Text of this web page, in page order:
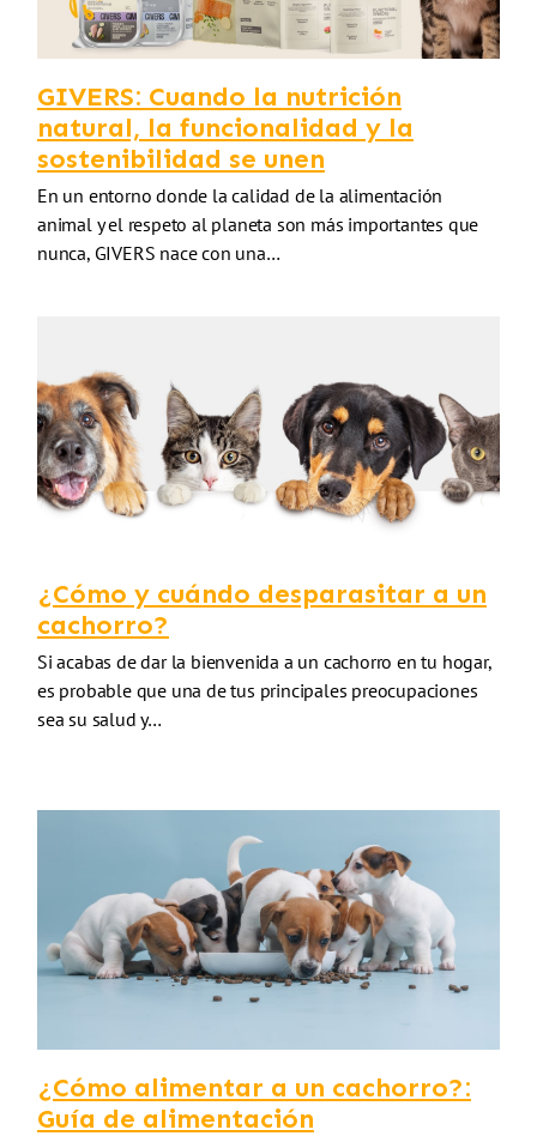
GIVERS: Cuando la nutrición
natural, la funcionalidad y la
sostenibilidad se unen
En un entorno donde la calidad de la alimentación
animal y el respeto al planeta son más importantes que
nunca, GIVERS nace con una…
¿Cómo y cuándo desparasitar a un
cachorro?
Si acabas de dar la bienvenida a un cachorro en tu hogar,
es probable que una de tus principales preocupaciones
sea su salud y…
¿Cómo alimentar a un cachorro?:
Guía de alimentación